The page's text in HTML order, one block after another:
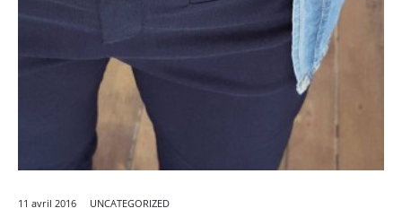
11 avril 2016 UNCATEGORIZED